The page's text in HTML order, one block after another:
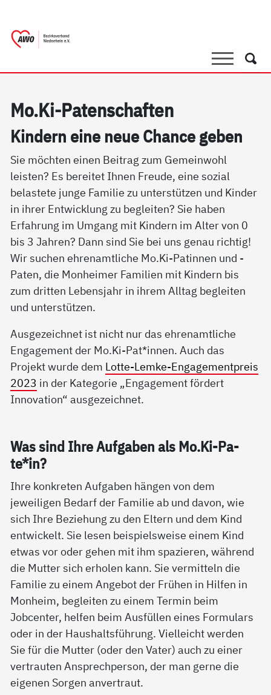
SucheSuche
Mo.Ki-Pa­ten­schaf­ten
Kin­dern ei­ne neue Chan­ce ge­ben
Sie möchten einen Beitrag zum Gemeinwohl
leisten? Es bereitet Ihnen Freude, eine sozial
belastete junge Familie zu unterstützen und Kinder
in ihrer Entwicklung zu begleiten? Sie haben
Erfahrung im Umgang mit Kindern im Alter von 0
bis 3 Jahren? Dann sind Sie bei uns genau richtig!
Wir suchen ehrenamtliche Mo.Ki-Patinnen und -
Paten, die Monheimer Familien mit Kindern bis
zum dritten Lebensjahr in ihrem Alltag begleiten
und unterstützen.
Ausgezeichnet ist nicht nur das ehrenamtliche
Engagement der Mo.Ki-Pat*innen. Auch das
Projekt wurde dem Lotte-Lemke-Engagementpreis
2023 in der Kategorie „Engagement fördert
Innovation“ ausgezeichnet.
Was sind Ih­re Auf­ga­ben als Mo.Ki-Pa­
te*in?
Ihre konkreten Aufgaben hängen von dem
jeweiligen Bedarf der Familie ab und davon, wie
sich Ihre Beziehung zu den Eltern und dem Kind
entwickelt. Sie lesen beispielsweise einem Kind
etwas vor oder gehen mit ihm spazieren, während
die Mutter sich erholen kann. Sie vermitteln die
Familie zu einem Angebot der Frühen in Hilfen in
Monheim, begleiten zu einem Termin beim
Jobcenter, helfen beim Ausfüllen eines Formulars
oder in der Haushaltsführung. Vielleicht werden
Sie für die Mutter (oder den Vater) auch zu einer
vertrauten Ansprechperson, der man gerne die
eigenen Sorgen anvertraut.